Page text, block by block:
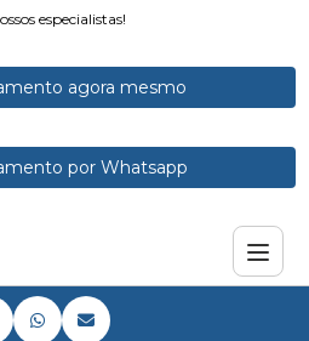
especialistas!
agora mesmo
por Whatsapp